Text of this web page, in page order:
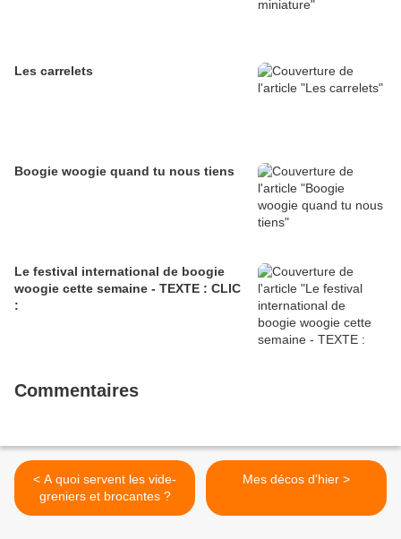
Les carrelets
Boogie woogie quand tu nous tiens
Le festival international de boogie
woogie cette semaine - TEXTE : CLIC
:
Commentaires
< A quoi servent les vide-
greniers et brocantes ?
Mes décos d'hier >